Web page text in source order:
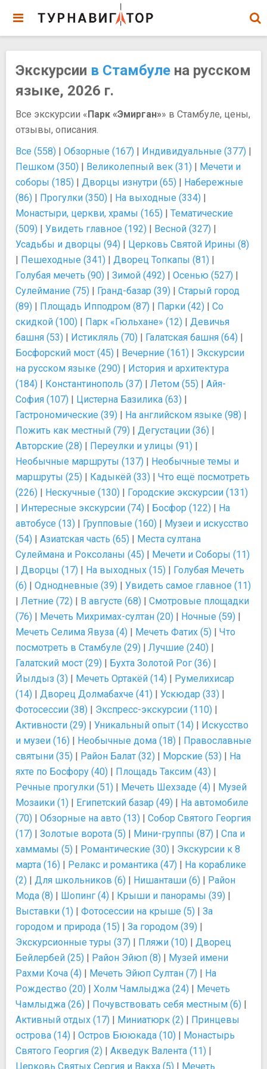
Экскурсии в Стамбуле на русском
языке, 2026 г.
Все экскурсии «Парк «Эмирган»» в Стамбуле, цены,
отзывы, описания.
Все (558) | Обзорные (167) | Индивидуальные (377) |
Пешком (350) | Великолепный век (31) | Мечети и
соборы (185) | Дворцы изнутри (65) | Набережные
(86) | Прогулки (350) | На выходные (334) |
Монастыри, церкви, храмы (165) | Тематические
(509) | Увидеть главное (192) | Весной (327) |
Усадьбы и дворцы (94) | Церковь Святой Ирины (8)
| Пешеходные (341) | Дворец Топкапы (81) |
Голубая мечеть (90) | Зимой (492) | Осенью (527) |
Сулеймание (75) | Гранд-базар (39) | Старый город
(89) | Площадь Ипподром (87) | Парки (42) | Со
скидкой (100) | Парк «Гюльхане» (12) | Девичья
башня (53) | Истикляль (70) | Галатская башня (64) |
Босфорский мост (45) | Вечерние (161) | Экскурсии
на русском языке (290) | История и архитектура
(184) | Константинополь (37) | Летом (55) | Айя-
София (107) | Цистерна Базилика (63) |
Гастрономические (39) | На английском языке (98) |
Пожить как местный (79) | Дегустации (36) |
Авторские (28) | Переулки и улицы (91) |
Необычные маршруты (137) | Необычные темы и
маршруты (25) | Кадыкёй (33) | Что ещё посмотреть
(226) | Нескучные (130) | Городские экскурсии (131)
| Интересные экскурсии (74) | Босфор (122) | На
автобусе (13) | Групповые (160) | Музеи и искусство
(54) | Азиатская часть (65) | Места султана
Сулеймана и Роксоланы (45) | Мечети и Соборы (11)
| Дворцы (17) | На выходных (15) | Голубая Мечеть
(6) | Однодневные (39) | Увидеть самое главное (11)
| Летние (72) | В августе (68) | Смотровые площадки
(76) | Мечеть Михримах-султан (20) | Ночные (59) |
Мечеть Селима Явуза (4) | Мечеть Фатих (5) | Что
посмотреть в Стамбуле (29) | Лучшие (240) |
Галатский мост (29) | Бухта Золотой Рог (36) |
Йылдыз (3) | Мечеть Ортакёй (14) | Румелихисар
(14) | Дворец Долмабахче (41) | Ускюдар (33) |
Фотосессии (38) | Экспресс-экскурсии (110) |
Активности (29) | Уникальный опыт (14) | Искусство
и музеи (16) | Необычные дома (18) | Православные
святыни (35) | Район Балат (32) | Морские (53) | На
яхте по Босфору (40) | Площадь Таксим (43) |
Речные прогулки (51) | Мечеть Шехзаде (4) | Музей
Мозаики (1) | Египетский базар (49) | На автомобиле
(70) | Обзорные на авто (13) | Собор Святого Георгия
(17) | Золотые ворота (5) | Мини-группы (87) | Спа и
хаммамы (5) | Романтические (30) | Экскурсии к 8
марта (16) | Релакс и романтика (47) | На кораблике
(2) | Для школьников (6) | Нишанташи (6) | Район
Мода (8) | Шопинг (4) | Крыши и панорамы (39) |
Выставки (1) | Фотосессии на крыше (5) | За
городом и природа (15) | За городом (39) |
Экскурсионные туры (37) | Пляжи (10) | Дворец
Бейлербей (25) | Район Эйюп (8) | Музей имени
Рахми Коча (4) | Мечеть Эйюп Султан (7) | На
Рождество (20) | Холм Чамлыджа (24) | Мечеть
Чамлыджа (26) | Почувствовать себя местным (6) |
Активный отдых (17) | Миниатюрк (2) | Принцевы
острова (14) | Остров Бююкада (10) | Монастырь
Святого Георгия (2) | Акведук Валента (11) |
Церковь Святых Сергия и Вакха (5) | Мечеть